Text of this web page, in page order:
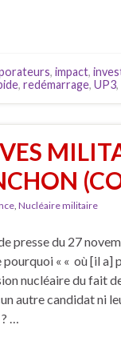
, impact,
, redémarrage, UP3,
Nucléaire militaire
presse du 27
« « où [il a]
nucléaire du fait de
autre candidat ni
…